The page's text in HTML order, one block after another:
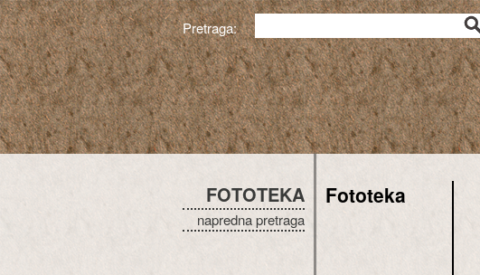
Pretraga:
FOTOTEKA
napredna pretraga
Fototeka